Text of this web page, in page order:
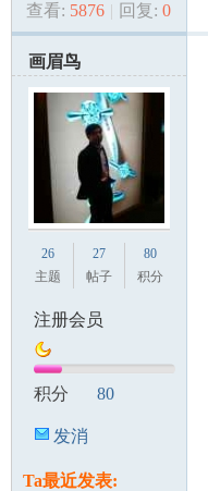
美» ›
查看: 5876 | 回复: 0
画眉鸟
26
主题
27
帖子
80
积分
注册会员
积分 80
发消
Ta最近发表: